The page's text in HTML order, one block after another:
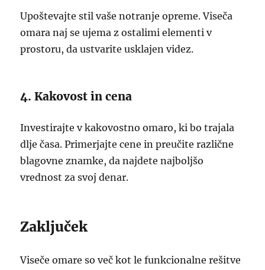
Upoštevajte stil vaše notranje opreme. Viseča
omara naj se ujema z ostalimi elementi v
prostoru, da ustvarite usklajen videz.
4. Kakovost in cena
Investirajte v kakovostno omaro, ki bo trajala
dlje časa. Primerjajte cene in preučite različne
blagovne znamke, da najdete najboljšo
vrednost za svoj denar.
Zaključek
Viseče omare so več kot le funkcionalne rešitve